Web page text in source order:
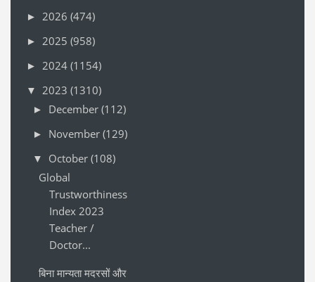
► 2026 (474)
► 2025 (958)
► 2024 (1154)
▼ 2023 (1310)
► December (112)
► November (129)
▼ October (108)
Global
Trustworthiness
Index 2023
Teacher /
Doctor...
बिना मान्यता मदरसों और